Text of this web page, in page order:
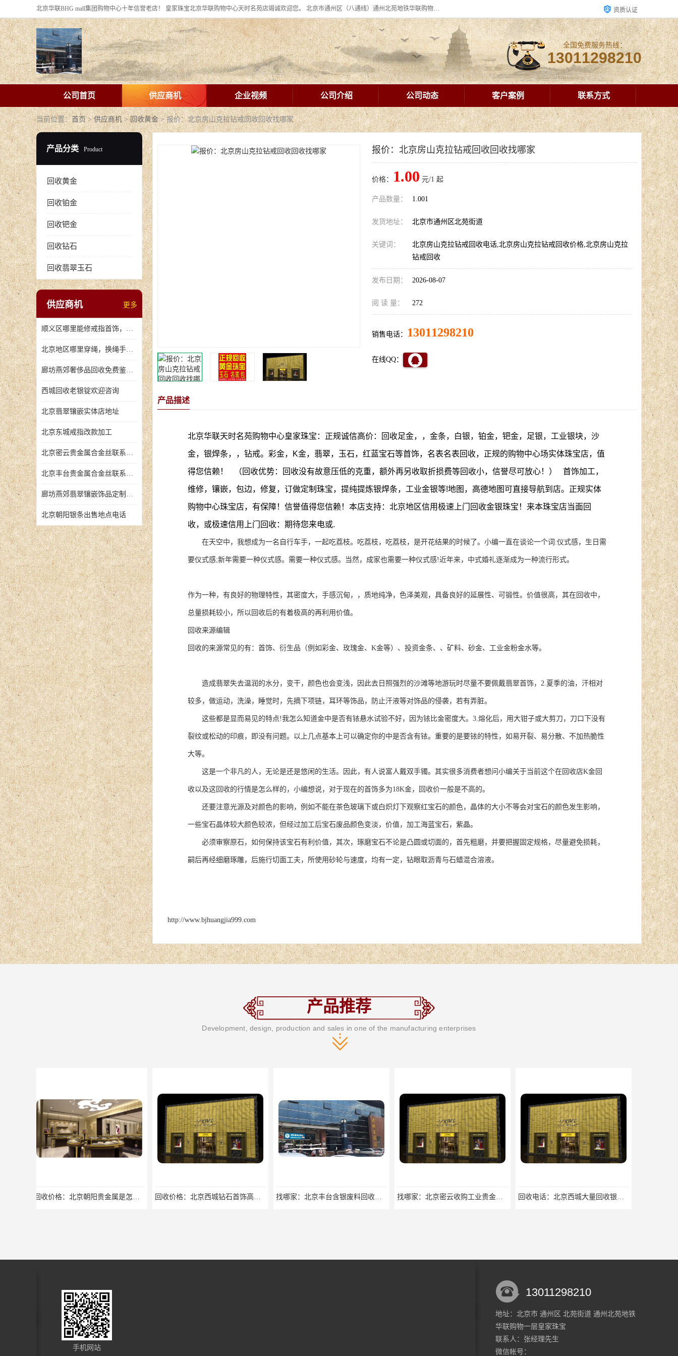
北京华联BHG mall集团购物中心十年信誉老店！ 皇家珠宝北京华联购物中心天时名苑店竭诚欢迎您。 北京市通州区（八通线）通州北苑地铁华联购物中心一层皇家珠宝 北京皇家珠宝通州黄金回收黄金首饰加工店（八通线: 通州北苑地铁华联店）：通州区通州北苑地铁华联购物中心一层皇家珠宝。 资质认证
全国免费服务热线：
13011298210
公司首页 供应商机 企业视频 公司介绍 公司动态 客户案例 联系方式
当前位置： 首页>供应商机 >回收黄金> 报价：北京房山克拉钻戒回收回收找哪家
产品分类 Product
回收黄金
回收铂金
回收钯金
回收钻石
回收翡翠玉石
供应商机 更多
顺义区哪里能修戒指首饰，爪断裂了
北京地区哪里穿绳，换绳手串的地方
廊坊燕郊奢侈品回收免费鉴定，无手续费回收价格
西城回收老银锭欢迎咨询
北京翡翠镶嵌实体店地址
北京东城戒指改款加工
北京密云贵金属合金丝联系地址
北京丰台贵金属合金丝联系地址
廊坊燕郊翡翠镶嵌饰品定制店铺
北京朝阳银条出售地点电话
报价：北京房山克拉钻戒回收回收找哪家
价格： 1.00 元/1 起
产品数量： 1.001
发货地址： 北京市通州区北苑街道
关键词：
北京房山克拉钻戒回收电话,北京房山克拉钻戒回收价格,北京房山克拉
钻戒回收
发布日期： 2026-08-07
阅 读 量： 272
销售电话： 13011298210
在线QQ：
产品描述
北京华联天时名苑购物中心皇家珠宝：正规诚信高价：回收足金，，金条，白银，铂金，钯金，足银，工业银块，沙
金，银焊条，，钻戒。彩金，K金，翡翠，玉石，红蓝宝石等首饰，名表名表回收，正规的购物中心场实体珠宝店，值
得您信赖！ （回收优势：回收没有故意压低的克重，额外再另收取折损费等回收小，信誉尽可放心！） 首饰加工，
维修，镶嵌，包边，修复，订做定制珠宝，提纯提炼银焊条，工业金银等!地图，高德地图可直接导航到店。正规实体
购物中心珠宝店，有保障！信誉值得您信赖！本店支持：北京地区信用极速上门回收金银珠宝！来本珠宝店当面回
收，或极速信用上门回收：期待您来电或.
在天空中，我想成为一名自行车手，一起吃荔枝。吃荔枝，吃荔枝，是开花结果的时候了。小编一直在谈论一个词:仪式感，生日需
要仪式感;新年需要一种仪式感。需要一种仪式感。当然，成家也需要一种仪式感!近年来，中式婚礼逐渐成为一种流行形式。
作为一种，有良好的物理特性，其密度大，手感沉甸，，质地纯净，色泽美观，具备良好的延展性、可锻性。价值很高，其在回收中，
总量损耗较小，所以回收后的有着极高的再利用价值。
回收来源编辑
回收的来源常见的有：首饰、衍生品（例如彩金、玫瑰金、K金等）、投资金条、、矿料、砂金、工业金粉金水等。
造成翡翠失去温润的水分，变干，颜色也会变浅，因此去日照强烈的沙滩等地游玩时尽量不要佩戴翡翠首饰，2.夏季的油，汗相对
较多，做运动，洗澡，睡觉时，先摘下项链，耳环等饰品，防止汗液等对饰品的侵袭，若有弄脏。
这些都是显而易见的特点!我怎么知道金中是否有铱悬水试验不好，因为铱比金密度大。3.熔化后，用大钳子或大剪刀，刀口下没有
裂纹或松动的印痕，即没有问题。以上几点基本上可以确定你的中是否含有铱。重要的是要铱的特性，如易开裂、易分散、不加热脆性
大等。
这是一个非凡的人，无论是还是悠闲的生活。因此，有人说富人戴双手镯。其实很多消费者想问小编关于当前这个在回收店K金回
收以及这回收的行情是怎么样的，小编想说，对于现在的首饰多为18K金，回收价一般是不高的。
还要注意光源及对颜色的影响，例如不能在茶色玻璃下或白炽灯下观察红宝石的颜色，晶体的大小不等会对宝石的颜色发生影响，
一些宝石晶体较大颜色较浓，但经过加工后宝石废品颜色变淡，价值，加工海蓝宝石，紫晶。
必须审察原石，如何保持该宝石有利价值，其次，琢磨宝石不论是凸圆或切面的，首先粗磨，并要把握固定规格，尽量避免损耗，
嗣后再经细磨琢雕，后施行切面工夫，所使用砂轮与速度，均有一定，钻眼取沥青与石蜡混合溶液。
http://www.bjhuangjia999.com
产品推荐
Development, design, production and sales in one of the manufacturing enterprises
回收价格：北京西城钻石首饰高价回收，当场结算回收找哪家 找哪家：北京丰台含银废料回收价格咨询 找哪家：北京密云收购工业贵金属价格咨询 回收电话：北京西城大量回收银焊条，银浆，银粉回收回收找哪家 欢迎咨询：北京密云钻戒回收地址欢迎来电咨询
欢迎咨询：北京密云回收稀有贵金属回收欢迎来电咨询
手机网站
13011298210
地址：北京市 通州区 北苑街道 通州北苑地铁
华联购物一层皇家珠宝
联系人：张经理先生
微信帐号：